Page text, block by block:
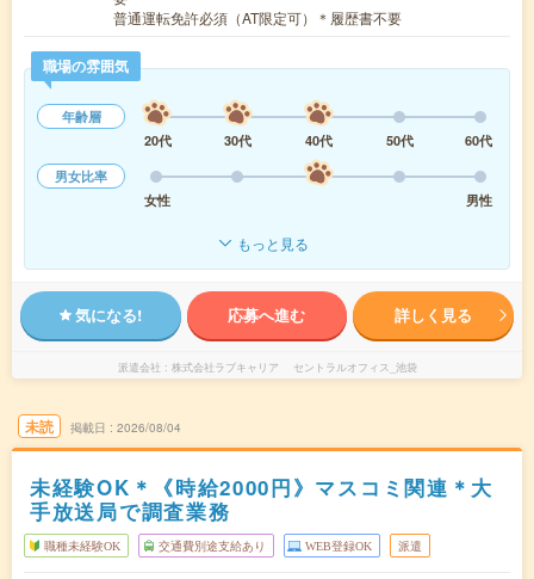
普通運転免許必須（AT限定可）＊履歴書不要
職場の雰囲気
年齢層
20代
30代 40代 50代
60代
男女比率
女性
男性
もっと見る
気になる! 応募へ進む 詳しく見る
派遣会社 株式会社ラブキャリア セントラルオフィス_池袋
未読 掲載日 2026/08/04
未経験OK＊《時給2000円》マスコミ関連＊大
手放送局で調査業務
職種未経験OK 交通費別途支給あり WEB登録OK 派遣